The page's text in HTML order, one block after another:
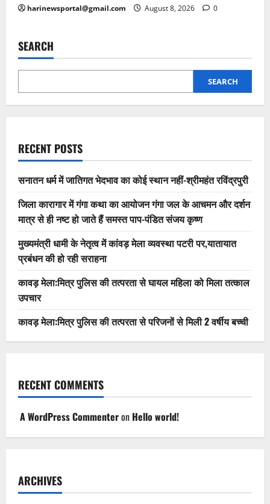
harinewsportal@gmail.com August 8, 2026 0
SEARCH
SEARCH
RECENT POSTS
सनातन धर्म में जातिगत भेदभाव का कोई स्थान नहीं-श्रीमहंत रविंद्रपुरी
जिला कारागार में गंगा कथा का आयोजन गंगा जल के आचमन और दर्शन
मात्र से ही नष्ट हो जाते हैं समस्त पाप-पंडित संजय कृष्ण
मुख्यमंत्री धामी के नेतृत्व में कांवड़ मेला व्यवस्था पटरी पर,यातायात
प्रबंधन की हो रही सराहना
कावड़ मेला:मित्र पुलिस की तत्परता से घायल महिला को मिला तत्काल
उपचार
कावड़ मेला:मित्र पुलिस की तत्परता से परिजनों से मिली 2 वर्षीय बच्ची
RECENT COMMENTS
A WordPress Commenteron Hello world!
ARCHIVES